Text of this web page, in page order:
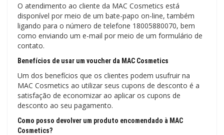
O atendimento ao cliente da MAC Cosmetics está
disponível por meio de um bate-papo on-line, também
ligando para o número de telefone 18005880070, bem
como enviando um e-mail por meio de um formulário de
contato.
Benefícios de usar um voucher da MAC Cosmetics
Um dos benefícios que os clientes podem usufruir na
MAC Cosmetics ao utilizar seus cupons de desconto é a
satisfação de economizar ao aplicar os cupons de
desconto ao seu pagamento.
Como posso devolver um produto encomendado à MAC
Cosmetics?